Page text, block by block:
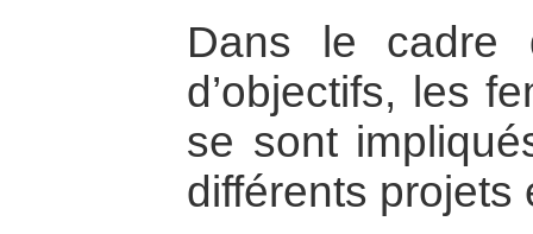
Dans le cadre
d’objectifs, les
se sont
différents projets